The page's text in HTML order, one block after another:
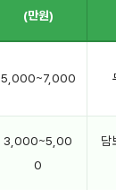
(만원)
5,000~7,000
3,000~5,00
0
담